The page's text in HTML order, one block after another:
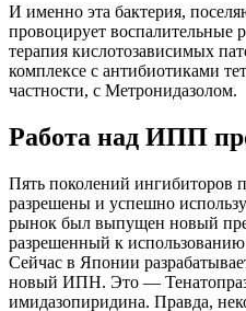
И именно эта бактерия,
провоцирует
терапия кислотозависимых
комплексе с антибиотиками
частности, с Метронидазолом.
Работа над ИПП
Пять поколений ингибиторов
разрешены и успешно
рынок был выпущен новый
разрешенный к
Сейчас в Японии
новый ИПН. Это —
имидазопиридина. Правда,